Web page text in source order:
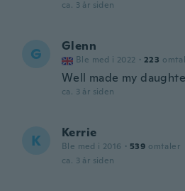
ca. 3 år siden
G Glenn
Ble med i 2022 · 223
Well made my
ca. 3 år siden
K Kerrie
Ble med i 2016 · 539 omtaler
ca. 3 år siden